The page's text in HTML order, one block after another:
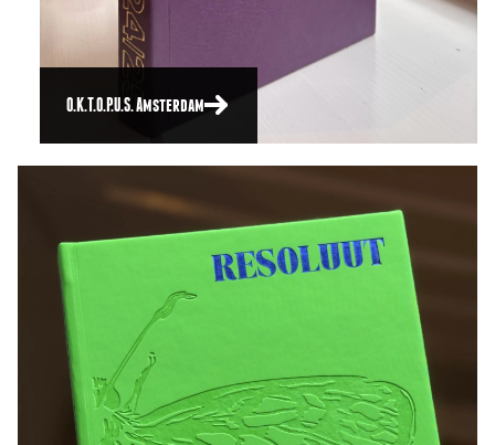
O.K.T.O.P.U.S. Amsterdam